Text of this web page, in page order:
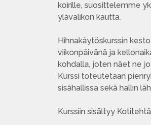
koirille, suosittelemme
ylävalikon kautta.
Hihnakäytöskurssin
viikonpäivänä ja
kohdalla, joten näet ne
Kurssi toteutetaan
sisähallissa sekä hallin
Kurssiin sisältyy